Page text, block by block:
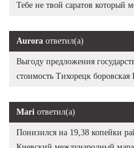
Тебе не твой саратов который
Aurora ответил(а)
Выгоду предложения
стоимость Тихорецк боровская
Mari ответил(а)
Понизился на 19,38 копейки